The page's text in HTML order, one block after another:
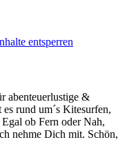
entsperren
abenteuerlustige &
rund um´s Kitesurfen,
ob Fern oder Nah,
nehme Dich mit. Schön,